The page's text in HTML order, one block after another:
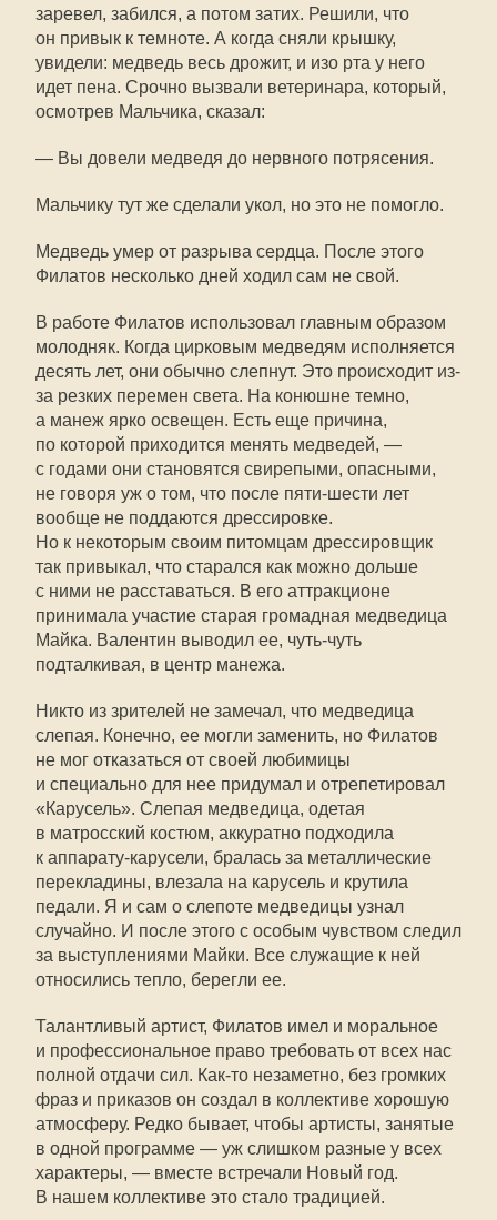
заревел, забился, а потом затих. Решили, что
он привык к темноте. А когда сняли крышку,
увидели: медведь весь дрожит, и изо рта у него
идет пена. Срочно вызвали ветеринара, который,
осмотрев Мальчика, сказал:
— Вы довели медведя до нервного потрясения.
Мальчику тут же сделали укол, но это не помогло.
Медведь умер от разрыва сердца. После этого
Филатов несколько дней ходил сам не свой.
В работе Филатов использовал главным образом
молодняк. Когда цирковым медведям исполняется
десять лет, они обычно слепнут. Это происходит из-
за резких перемен света. На конюшне темно,
а манеж ярко освещен. Есть еще причина,
по которой приходится менять медведей, —
с годами они становятся свирепыми, опасными,
не говоря уж о том, что после пяти-шести лет
вообще не поддаются дрессировке.
Но к некоторым своим питомцам дрессировщик
так привыкал, что старался как можно дольше
с ними не расставаться. В его аттракционе
принимала участие старая громадная медведица
Майка. Валентин выводил ее, чуть-чуть
подталкивая, в центр манежа.
Никто из зрителей не замечал, что медведица
слепая. Конечно, ее могли заменить, но Филатов
не мог отказаться от своей любимицы
и специально для нее придумал и отрепетировал
«Карусель». Слепая медведица, одетая
в матросский костюм, аккуратно подходила
к аппарату-карусели, бралась за металлические
перекладины, влезала на карусель и крутила
педали. Я и сам о слепоте медведицы узнал
случайно. И после этого с особым чувством следил
за выступлениями Майки. Все служащие к ней
относились тепло, берегли ее.
Талантливый артист, Филатов имел и моральное
и профессиональное право требовать от всех нас
полной отдачи сил. Как-то незаметно, без громких
фраз и приказов он создал в коллективе хорошую
атмосферу. Редко бывает, чтобы артисты, занятые
в одной программе — уж слишком разные у всех
характеры, — вместе встречали Новый год.
В нашем коллективе это стало традицией.